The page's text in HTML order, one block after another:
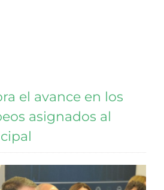
el avance en los
asignados al